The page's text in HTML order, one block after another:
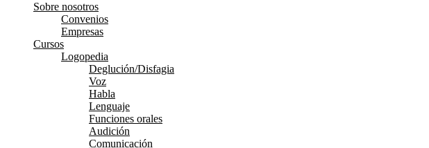
Sobre nosotros
Convenios
Empresas
Cursos
Logopedia
Deglución/Disfagia
Voz
Habla
Lenguaje
Funciones orales
Audición
Comunicación